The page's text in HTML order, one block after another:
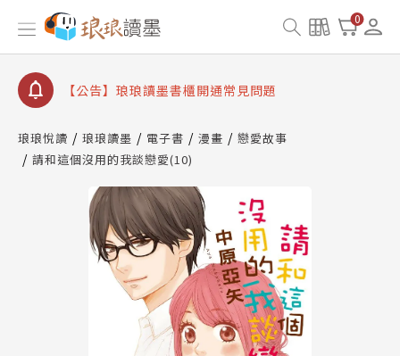
0
【公告】琅琅書店服務升級重要說明及資產合併結果
查詢
【公告】琅琅讀墨數位閱讀資產合併與書櫃開通申請
【公告】琅琅讀墨書櫃開通常見問題
請圖文教學
【公告】琅琅書店服務升級重要說明及資產合併結果
查詢
【公告】琅琅讀墨數位閱讀資產合併與書櫃開通申請
琅琅悅讀 琅琅讀墨 電子書 漫畫
戀愛故事
請和這個沒用的我談戀愛(10)